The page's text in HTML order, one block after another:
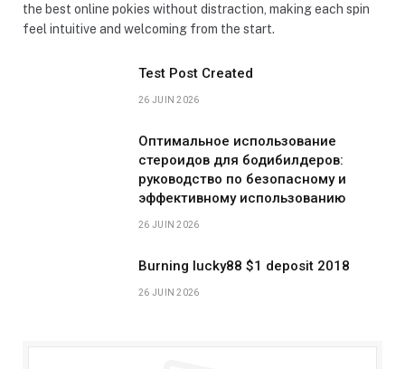
the best online pokies without distraction, making each spin
feel intuitive and welcoming from the start.
Test Post Created
26 JUIN 2026
Оптимальное использование
стероидов для бодибилдеров:
руководство по безопасному и
эффективному использованию
26 JUIN 2026
Burning lucky88 $1 deposit 2018
26 JUIN 2026